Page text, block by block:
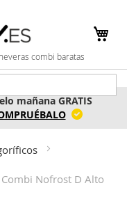
combi baratas
mañana GRATIS
Nofrost D Alto